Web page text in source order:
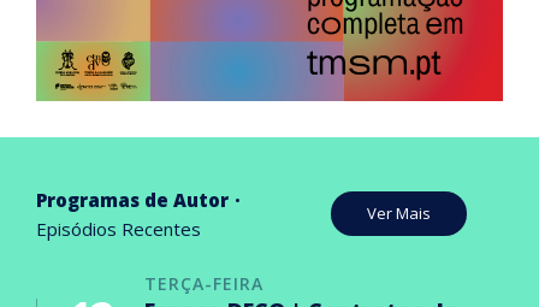
Programas de Autor
Episódios Recentes
Ver Mais
TERÇA-FEIRA